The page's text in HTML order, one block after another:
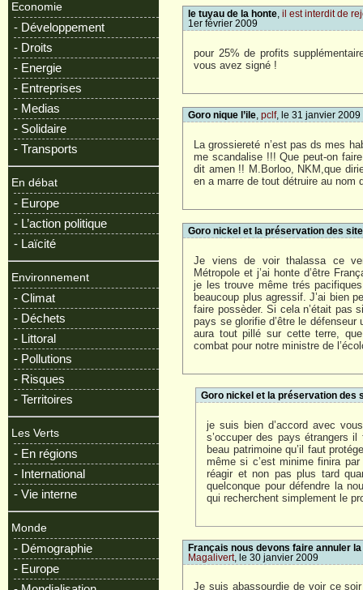
Economie
- Développement
- Droits
- Energie
- Entreprises
- Medias
- Solidaire
- Transports
En débat
- Europe
- L’action politique
- Laïcité
Environnement
- Climat
- Déchets
- Littoral
- Pollutions
- Risques
- Territoires
Les Verts
- En régions
- International
- Vie interne
Monde
- Démographie
- Europe
le tuyau de la honte ,il est interdit de
1er février 2009
pour 25% de profits
vous avez signé !
Goro nique l’ile ,pclf, le 31 janvier 2009
La grossiereté n’est pas ds mes
me scandalise !!! Que peut-on
dit amen !! M.Borloo, NKM,que
en a marre de tout détruire au nom
Goro nickel et la préservation des
Je viens de voir thalassa ce
Métropole et j’ai honte d’être
je les trouve même trés
beaucoup plus agressif. J’ai bien
faire possèder. Si cela n’était pas
pays se glorifie d’être le défenseur
aura tout pillé sur cette terre,
combat pour notre ministre de
Goro nickel et la préservation des
je suis bien d’accord avec
s’occuper des pays étrangers
beau patrimoine qu’il faut
même si c’est minime finira par
réagir et non pas plus tard
quelconque pour défendre la
qui recherchent simplement le
Français nous devons faire annuler
Magalivert, le 30 janvier 2009
Je suis abassourdie de voir ce